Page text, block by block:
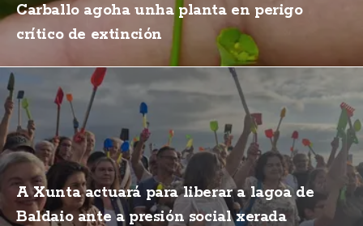
Carballo agoha unha planta en perigo
crítico de extinción
A Xunta actuará para liberar a lagoa de
Baldaio ante a presión social xerada